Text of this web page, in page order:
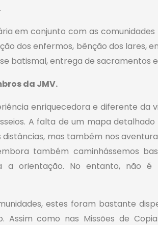
em conjunto com as
dos enfermos, bênção dos lares,
batismal, entrega de sacramentos
da JMV.
enriquecedora e diferente da
A falta de um mapa
mas também nos
também caminhássemos
a orientação. No entanto, não é
estes foram bastante
como nas Missões de